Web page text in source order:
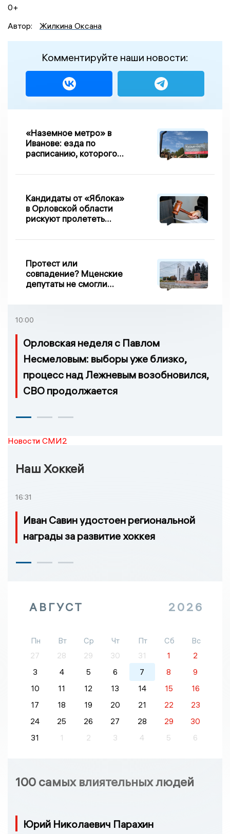
0+
Автор:
Жилкина Оксана
Комментируйте наши новости:
«Наземное метро» в
Иванове: езда по
расписанию, которого
которых нельзя доехать
Кандидаты от «Яблока»
в Орловской области
рискуют пролететь
Протест или
совпадение? Мценские
депутаты не смогли
10:00
Орловская неделя с Павлом
Несмеловым: выборы уже близко,
процесс над Лежневым возобновился,
СВО продолжается
Новости СМИ2
Наш Хоккей
16:31
Иван Савин удостоен региональной
награды за развитие хоккея
АВГУСТ 2026
Пн Вт Ср Чт Пт Сб
Вс
27
28 29 30 31 1
2
3
4 5 6 7 8
9
10
11 12 13 14 15
16
17
18 19 20 21 22
23
24
25 26 27 28 29
30
31
1 2 3 4 5 6
100 самых влиятельных людей
Юрий Николаевич Парахин